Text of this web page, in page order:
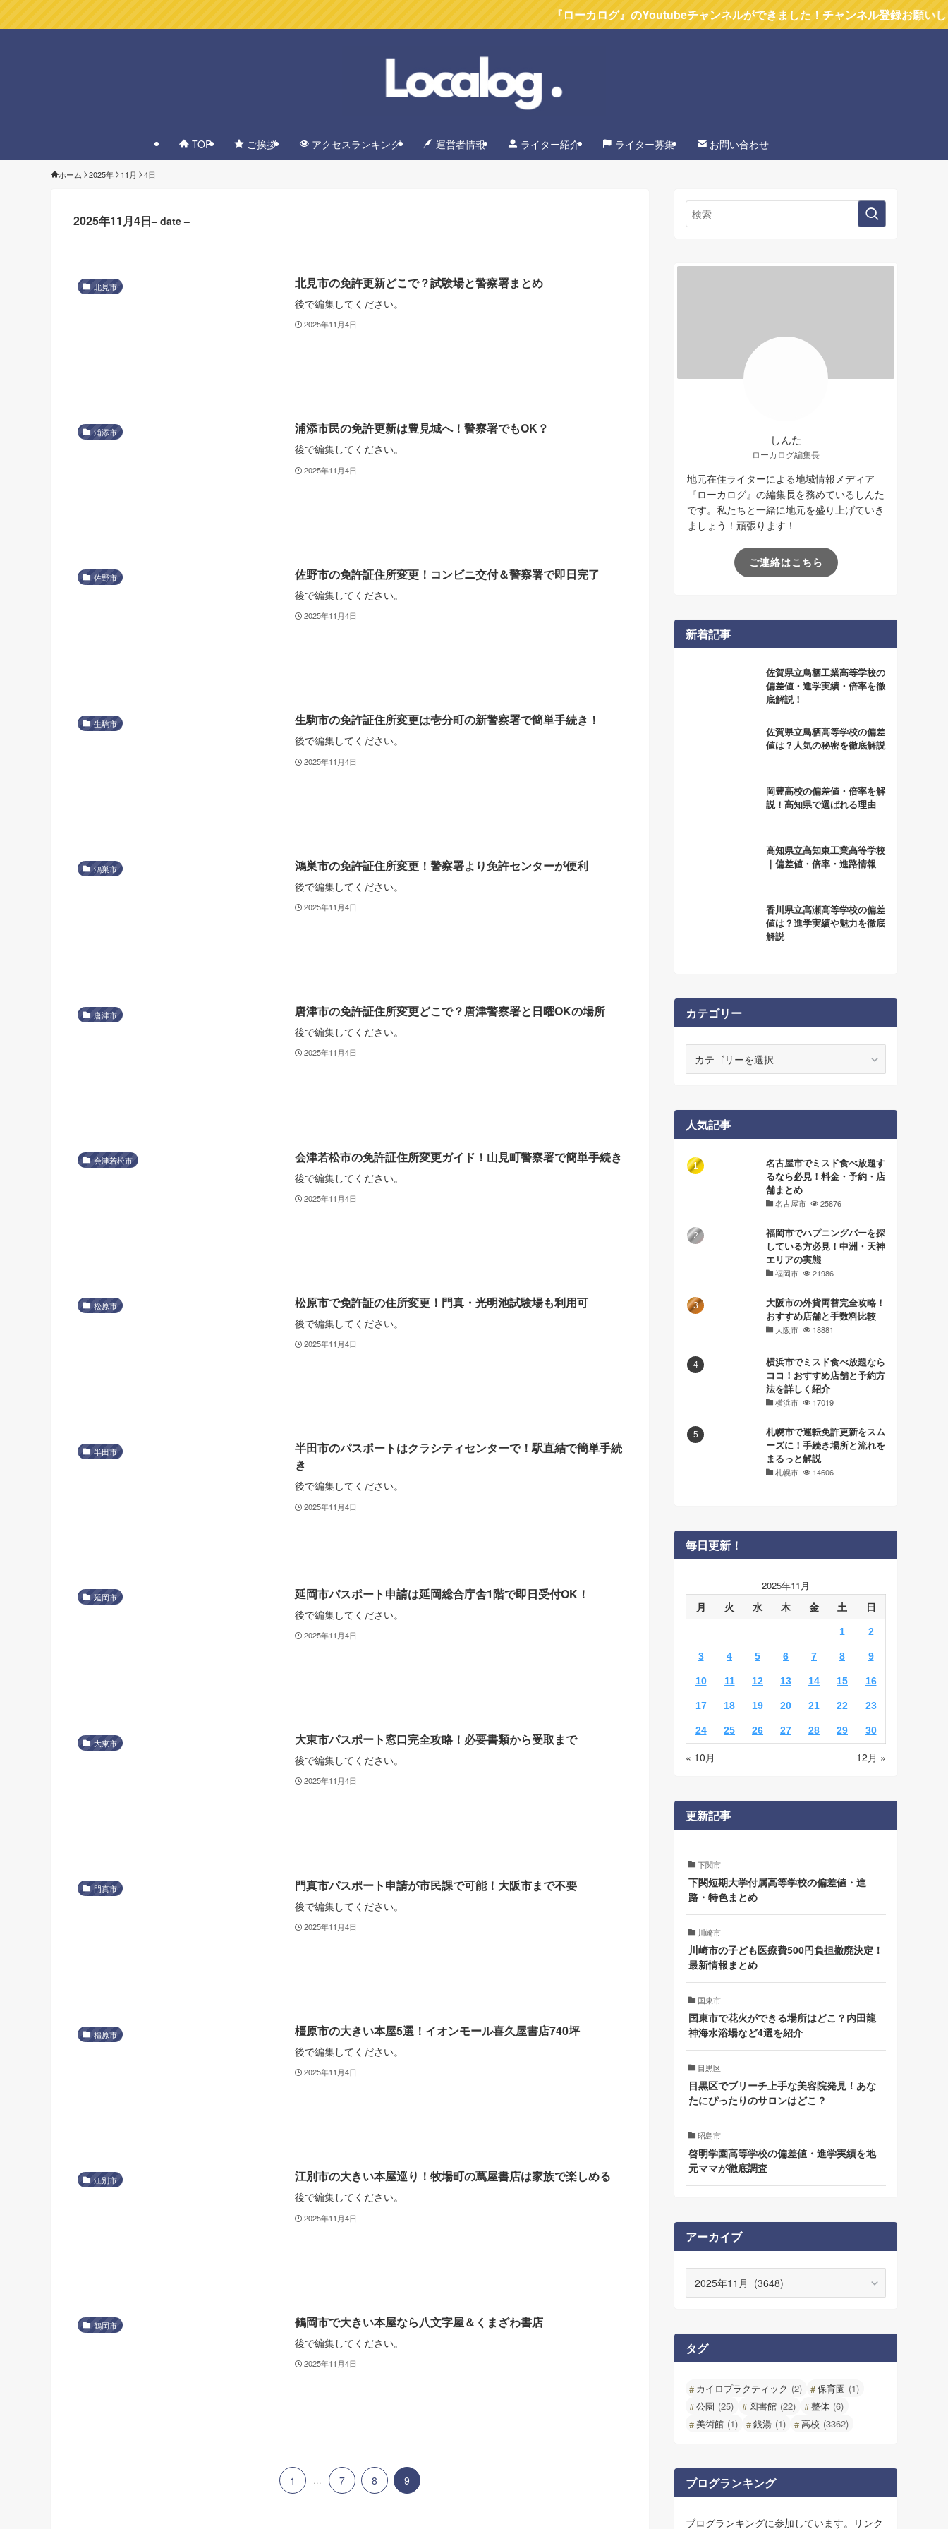
『ローカログ』のYoutubeチャンネルができました！チャンネル登録お願いします
TOP ご挨拶 アクセスランキング 運営者情報 ライター紹介 ライター募集 お問い合わせ
ホーム 2025年 11月 4日
2025年11月4日– date –
北見市 北見市の免許更新どこで？試験場と警察署まとめ
後で編集してください。
2025年11月4日
浦添市 浦添市民の免許更新は豊見城へ！警察署でもOK？
後で編集してください。
2025年11月4日
佐野市 佐野市の免許証住所変更！コンビニ交付＆警察署で即日完了
後で編集してください。
2025年11月4日
生駒市 生駒市の免許証住所変更は壱分町の新警察署で簡単手続き！
後で編集してください。
2025年11月4日
鴻巣市 鴻巣市の免許証住所変更！警察署より免許センターが便利
後で編集してください。
2025年11月4日
唐津市 唐津市の免許証住所変更どこで？唐津警察署と日曜OKの場所
後で編集してください。
2025年11月4日
会津若松市 会津若松市の免許証住所変更ガイド！山見町警察署で簡単手続き
後で編集してください。
2025年11月4日
松原市 松原市で免許証の住所変更！門真・光明池試験場も利用可
後で編集してください。
2025年11月4日
半田市
半田市のパスポートはクラシティセンターで！駅直結で簡単手続
き
後で編集してください。
2025年11月4日
延岡市 延岡市パスポート申請は延岡総合庁舎1階で即日受付OK！
後で編集してください。
2025年11月4日
大東市 大東市パスポート窓口完全攻略！必要書類から受取まで
後で編集してください。
2025年11月4日
門真市 門真市パスポート申請が市民課で可能！大阪市まで不要
後で編集してください。
2025年11月4日
橿原市 橿原市の大きい本屋5選！イオンモール喜久屋書店740坪
後で編集してください。
2025年11月4日
江別市 江別市の大きい本屋巡り！牧場町の蔦屋書店は家族で楽しめる
後で編集してください。
2025年11月4日
鶴岡市 鶴岡市で大きい本屋なら八文字屋＆くまざわ書店
後で編集してください。
2025年11月4日
1 ... 7 8 9
しんた
ローカログ編集長
地元在住ライターによる地域情報メディア
『ローカログ』の編集長を務めているしんた
です。私たちと一緒に地元を盛り上げていき
ましょう！頑張ります！
ご連絡はこちら
新着記事
佐賀県立鳥栖工業高等学校の
偏差値・進学実績・倍率を徹
底解説！
佐賀県立鳥栖高等学校の偏差
値は？人気の秘密を徹底解説
岡豊高校の偏差値・倍率を解
説！高知県で選ばれる理由
高知県立高知東工業高等学校
｜偏差値・倍率・進路情報
香川県立高瀬高等学校の偏差
値は？進学実績や魅力を徹底
解説
カテゴリー
ー
人気記事
名古屋市でミスド食べ放題す
るなら必見！料金・予約・店
舗まとめ
名古屋市 25876
福岡市でハプニングバーを探
している方必見！中洲・天神
エリアの実態
福岡市 21986
大阪市の外貨両替完全攻略！
おすすめ店舗と手数料比較
大阪市 18881
横浜市でミスド食べ放題なら
ココ！おすすめ店舗と予約方
法を詳しく紹介
横浜市 17019
札幌市で運転免許更新をスム
ーズに！手続き場所と流れを
まるっと解説
札幌市 14606
毎日更新！
2025年11月
月 火 水 木 金 土 日
1 2
3 4 5 6 7 8 9
10 11 12 13 14 15 16
17 18 19 20 21 22 23
24 25 26 27 28 29 30
« 10月 12月 »
更新記事
下関市
下関短期大学付属高等学校の偏差値・進
路・特色まとめ
川崎市
川崎市の子ども医療費500円負担撤廃決定！
最新情報まとめ
国東市
国東市で花火ができる場所はどこ？内田龍
神海水浴場など4選を紹介
目黒区
目黒区でブリーチ上手な美容院発見！あな
たにぴったりのサロンはどこ？
昭島市
啓明学園高等学校の偏差値・進学実績を地
元ママが徹底調査
アーカイブ
ブ
タグ
カイロプラクティック (2) 保育園 (1)
公園 (25) 図書館 (22) 整体 (6)
美術館 (1) 銭湯 (1) 高校 (3362)
ブログランキング
ブログランキングに参加しています。リンク